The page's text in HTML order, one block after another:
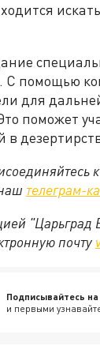
С помощью
для
поможет
телеграм-
почту
Подписывайтесь
и первыми